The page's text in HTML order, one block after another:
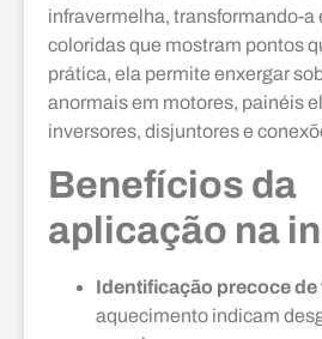
infravermelha, transformando-a
coloridas que mostram pontos
prática, ela permite enxergar
anormais em motores, painéis
inversores, disjuntores e
Benefícios da
aplicação na
Identificação precoce de
aquecimento indicam